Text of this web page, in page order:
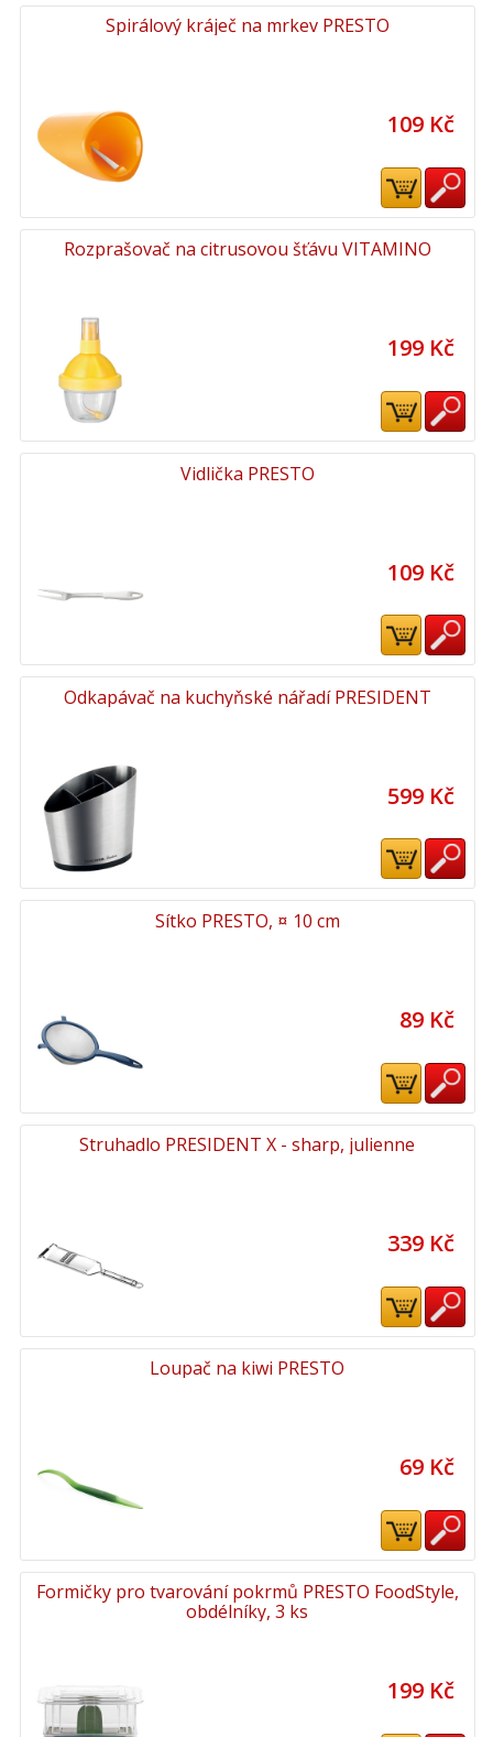
Spirálový kráječ na mrkev PRESTO
109 Kč
Rozprašovač na citrusovou šťávu VITAMINO
199 Kč
Vidlička PRESTO
109 Kč
Odkapávač na kuchyňské nářadí PRESIDENT
599 Kč
Sítko PRESTO, ¤ 10 cm
89 Kč
Struhadlo PRESIDENT X - sharp, julienne
339 Kč
Loupač na kiwi PRESTO
69 Kč
Formičky pro tvarování pokrmů PRESTO FoodStyle,
obdélníky, 3 ks
199 Kč